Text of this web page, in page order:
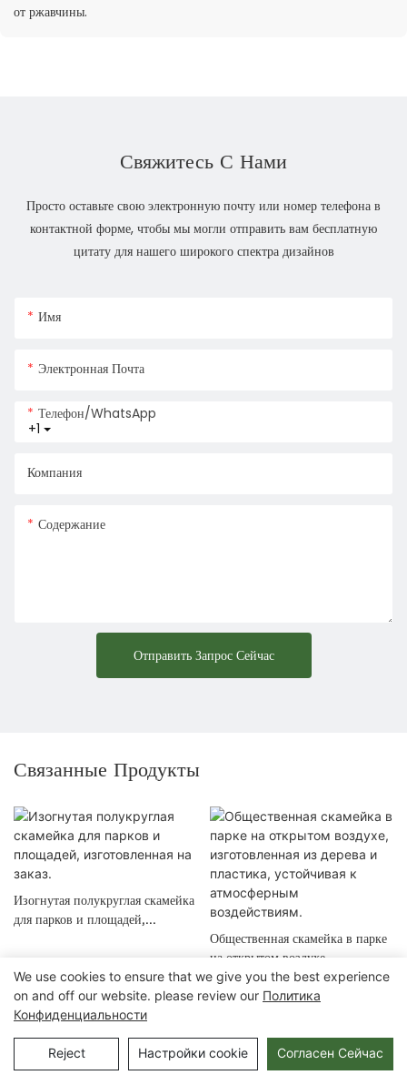
от ржавчины.
Свяжитесь С Нами
Просто оставьте свою электронную почту или номер телефона в
контактной форме, чтобы мы могли отправить вам бесплатную
цитату для нашего широкого спектра дизайнов
Имя
Электронная Почта
+1
Телефон/WhatsApp
Компания
Содержание
Отправить Запрос Сейчас
Связанные Продукты
Изогнутая полукруглая скамейка
для парков и площадей,
Общественная скамейка в парке
на открытом воздухе,
изготовленная из дерева и
пластика, устойчивая к
Авторские права © 2025 Chongqing Arlau Civic Equipment
Manufacturing Co., Ltd. |
Карта сайта
We use cookies to ensure that we give you the best experience
on and off our website. please review our Политика
Конфиденциальности
Reject Настройки cookie Согласен Сейчас